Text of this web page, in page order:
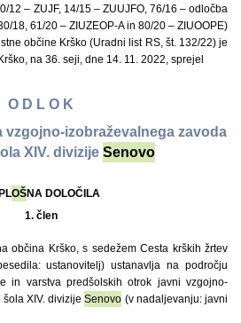
12 – ZUJF, 14/15 – ZUUJFO, 76/16 – odločba
18, 61/20 – ZIUZEOP-A in 80/20 – ZIUOOPE)
občine Krško (Uradni list RS, št. 132/22) je
na 36. seji, dne 14. 11. 2022, sprejel
O D L O K
izobraževalnega zavoda
XIV. divizije Senovo
OŠNA DOLOČILA
1. člen
občina Krško, s sedežem Cesta krških žrtev
ustanovitelj) ustanavlja na področju
in varstva predšolskih otrok javni vzgojno-
šola XIV. divizijeSenovo (v nadaljevanju: javni